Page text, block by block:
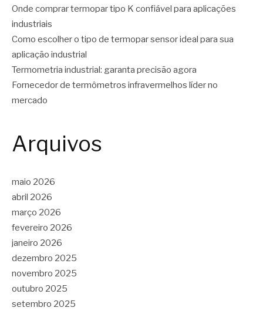
Onde comprar termopar tipo K confiável para aplicações
industriais
Como escolher o tipo de termopar sensor ideal para sua
aplicação industrial
Termometria industrial: garanta precisão agora
Fornecedor de termômetros infravermelhos líder no
mercado
Arquivos
maio 2026
abril 2026
março 2026
fevereiro 2026
janeiro 2026
dezembro 2025
novembro 2025
outubro 2025
setembro 2025